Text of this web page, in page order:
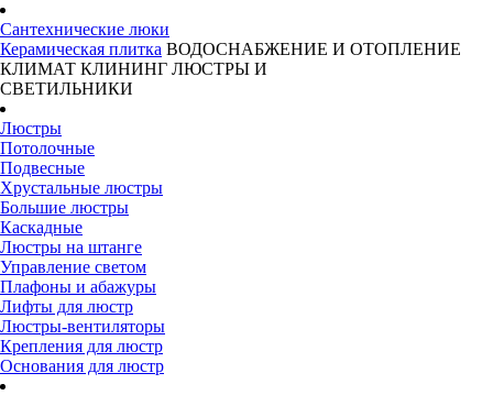
Сантехнические люки
Керамическая плитка ВОДОСНАБЖЕНИЕ И ОТОПЛЕНИЕ
КЛИМАТ КЛИНИНГ ЛЮСТРЫ И
СВЕТИЛЬНИКИ
Люстры
Потолочные
Подвесные
Хрустальные люстры
Большие люстры
Каскадные
Люстры на штанге
Управление светом
Плафоны и абажуры
Лифты для люстр
Люстры-вентиляторы
Крепления для люстр
Основания для люстр